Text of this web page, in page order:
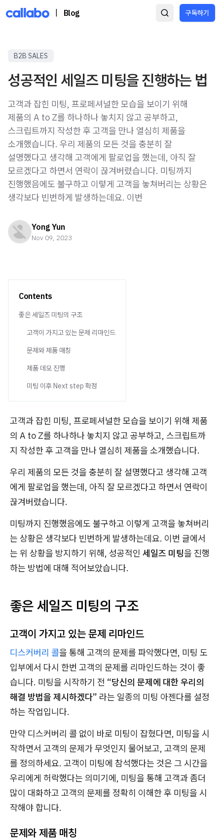
Blog 구독하기
B2B SALES
성공적인 세일즈 미팅을 진행하는 법
고객과 잡힌 미팅, 프로페셔널한 모습을 보이기 위해
제품의 A to Z를 하나하나 놓치지 않고 공부하고,
스크립트까지 작성한 후 고객을 만나 열심히 제품을
소개했습니다. 우리 제품의 모든 것을 충분히 잘
설명했다고 생각해 고객에게 팔로업을 했는데, 아직 잘
모르겠다고 하면서 연락이 끊겨버렸습니다. 미팅까지
진행했음에도 불구하고 이렇게 고객을 놓쳐버리는 상황은
생각보다 빈번하게 발생하는데요. 이번
Yong Yun
Nov 09, 2023
Contents
좋은 세일즈 미팅의 구조
고객이 가지고 있는 문제 리마인드
문제와 제품 매칭
제품 데모 진행
미팅 이후 Next step 확정
고객과 잡힌 미팅, 프로페셔널한 모습을 보이기 위해 제품
의 A to Z를 하나하나 놓치지 않고 공부하고, 스크립트까
지 작성한 후 고객을 만나 열심히 제품을 소개했습니다.
우리 제품의 모든 것을 충분히 잘 설명했다고 생각해 고객
에게 팔로업을 했는데, 아직 잘 모르겠다고 하면서 연락이
끊겨버렸습니다.
미팅까지 진행했음에도 불구하고 이렇게 고객을 놓쳐버리
는 상황은 생각보다 빈번하게 발생하는데요. 이번 글에서
는 위 상황을 방지하기 위해, 성공적인 세일즈 미팅을 진행
하는 방법에 대해 적어보았습니다.
좋은 세일즈 미팅의 구조
고객이 가지고 있는 문제 리마인드
디스커버리 콜을 통해 고객의 문제를 파악했다면, 미팅 도
입부에서 다시 한번 고객의 문제를 리마인드하는 것이 좋
습니다. 미팅을 시작하기 전 “당신의 문제에 대한 우리의
해결 방법을 제시하겠다” 라는 일종의 미팅 아젠다를 설정
하는 작업입니다.
만약 디스커버리 콜 없이 바로 미팅이 잡혔다면, 미팅을 시
작하면서 고객의 문제가 무엇인지 물어보고, 고객의 문제
를 정의하세요. 고객이 미팅에 참석했다는 것은 그 시간을
우리에게 허락했다는 의미기에, 미팅을 통해 고객과 좀더
많이 대화하고 고객의 문제를 정확히 이해한 후 미팅을 시
작해야 합니다.
문제와 제품 매칭